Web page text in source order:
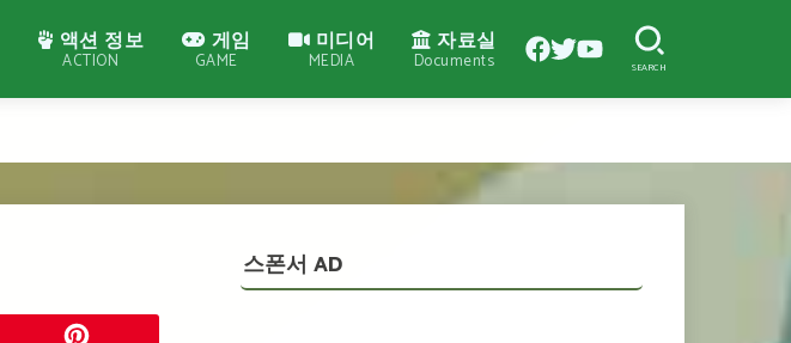
액션 정보
ACTION
게임
GAME
미디어
MEDIA
자료실
Documents SEARCH
스폰서 AD